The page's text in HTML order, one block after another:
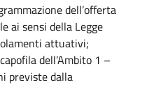
dell’offerta
ai sensi della Legge
attuativi;
dell’Ambito 1 –
previste dalla